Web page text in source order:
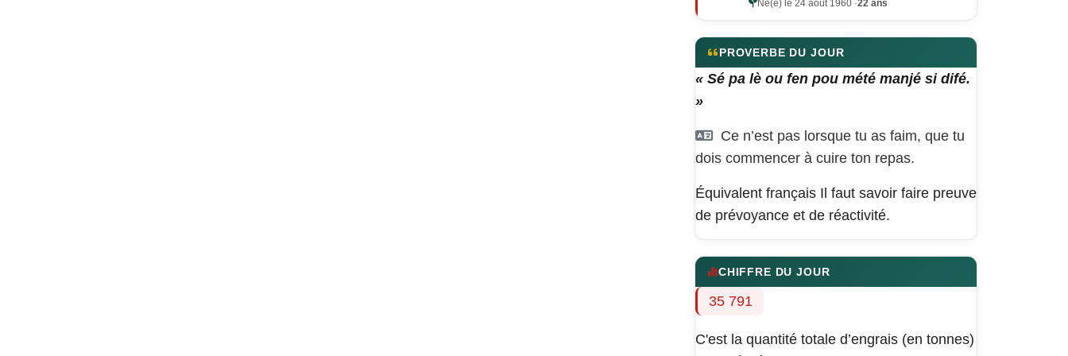
Né(e) le 24 août 1960 ·22 ans
PROVERBE DU JOUR
« Sé pa lè ou fen pou mété manjé si difé.
»
Ce n’est pas lorsque tu as faim, que tu
dois commencer à cuire ton repas.
Équivalent français Il faut savoir faire preuve
de prévoyance et de réactivité.
CHIFFRE DU JOUR
35 791
C'est la quantité totale d’engrais (en tonnes)